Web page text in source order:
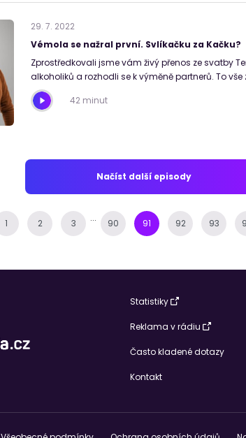
29. 7. 2022
Vémola se nažral první. Svlíkačku za Kačku?
Zprostředkovali jsme vám živý přenos ze svatby
alkoholiků a rozhodli se k výměně partnerů. To
42 minut
Načíst další episody
1 2 3 ... 90 91 92 93
Statistiky
Reklama v rádiu
Často kladené dotazy
Kontakt